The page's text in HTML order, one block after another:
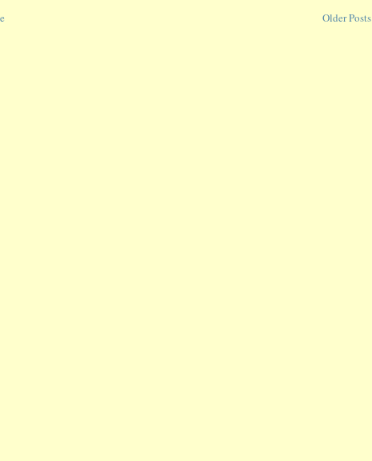
Older Posts